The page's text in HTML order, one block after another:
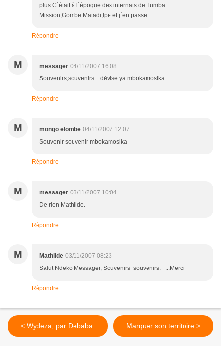
plus.C´était à l´époque des internats de Tumba
Mission,Gombe Matadi,Ipe et j´en passe.
Répondre
M messager 04/11/2007 16:08
Souvenirs,souvenirs... dévise ya mbokamosika
Répondre
M mongo elombe 04/11/2007 12:07
Souvenir souvenir mbokamosika
Répondre
M messager 03/11/2007 10:04
De rien Mathilde.
Répondre
M Mathilde 03/11/2007 08:23
Salut Ndeko Messager, Souvenirs souvenirs. ...Merci
Répondre
< Wydeza, par Debaba. Marquer son territoire >